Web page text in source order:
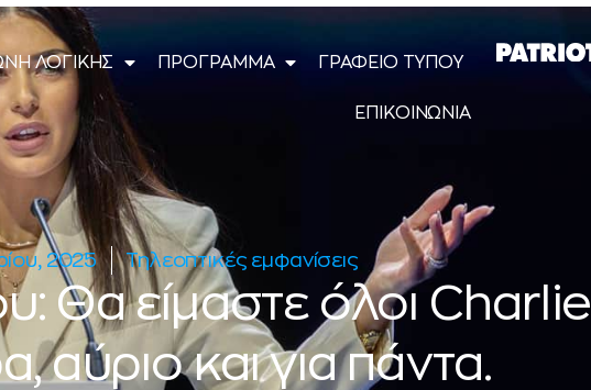
ΛΟΓΙΚΗΣ ΠΡΟΓΡΑΜΜΑ ΓΡΑΦΕΙΟ ΤΥΠΟΥ
ΕΠΙΚΟΙΝΩΝΙΑ
2025 Τηλεοπτικές εμφανίσεις
Θα είμαστε όλοι Charlie
αύριο και για πάντα.